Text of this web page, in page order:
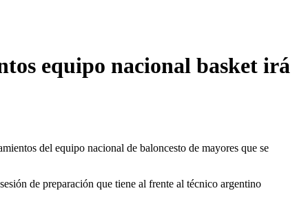
equipo nacional basket irá
del equipo nacional de baloncesto de mayores que se
de preparación que tiene al frente al técnico argentino